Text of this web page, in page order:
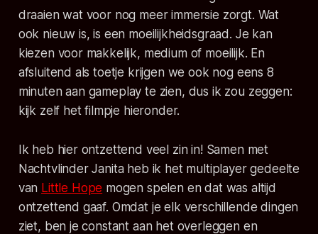
draaien wat voor nog meer immersie zorgt. Wat
ook nieuw is, is een moeilijkheidsgraad. Je kan
kiezen voor makkelijk, medium of moeilijk. En
afsluitend als toetje krijgen we ook nog eens 8
minuten aan gameplay te zien, dus ik zou zeggen:
kijk zelf het filmpje hieronder.
Ik heb hier ontzettend veel zin in! Samen met
Nachtvlinder Janita heb ik het multiplayer gedeelte
van Little Hope mogen spelen en dat was altijd
ontzettend gaaf. Omdat je elk verschillende dingen
ziet, ben je constant aan het overleggen en